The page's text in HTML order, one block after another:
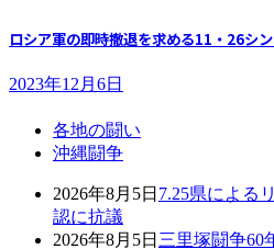
ロシア軍の即時撤退を求める11・26シン
2023年12月6日
各地の闘い
沖縄闘争
2026年8月5日 7.25県による
認に抗議
2026年8月5日 三里塚闘争